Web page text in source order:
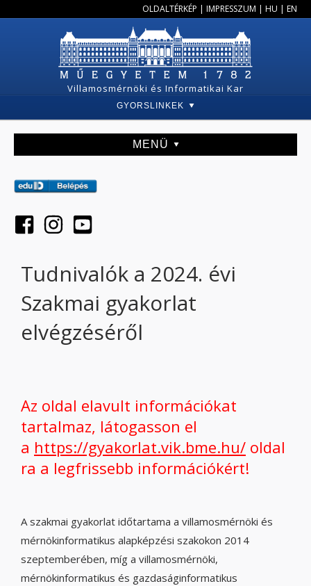
OLDALTÉRKÉP | IMPRESSZUM | HU | EN
Villamosmérnöki és Informatikai Kar
GYORSLINKEK
MENÜ
Tudnivalók a 2024. évi
Szakmai gyakorlat
elvégzéséről
Az oldal elavult információkat
tartalmaz, látogasson el
a https://gyakorlat.vik.bme.hu/ oldal
ra a legfrissebb információkért!
A szakmai gyakorlat időtartama a villamosmérnöki és
mérnökinformatikus alapképzési szakokon 2014
szeptemberében, míg a villamosmérnöki,
mérnökinformatikus és gazdaságinformatikus